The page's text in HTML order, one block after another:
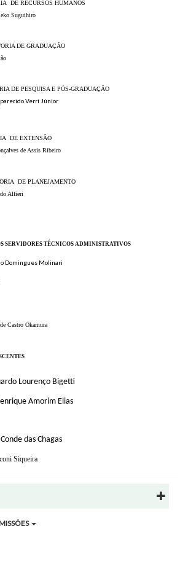
DE RECURSOS HUMANOS
Suguihiro
DE GRADUAÇÃO
DE PESQUISA E PÓS-GRADUAÇÃO
Verri Júnior
DE EXTENSÃO
de Assis Ribeiro
DE PLANEJAMENTO
Alfieri
SERVIDORES TÉCNICOS ADMINISTRATIVOS
Domingues Molinari
Castro Okamura
Lourenço Bigetti
Amorim Elias
das Chagas
Siqueira